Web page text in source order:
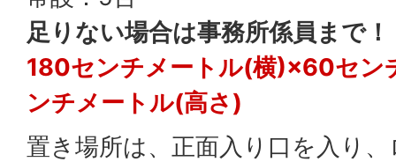
足りない場合は事務所係員まで！
180センチメートル(横)×60セン
ンチメートル(高さ)
置き場所は、正面入り口を入り